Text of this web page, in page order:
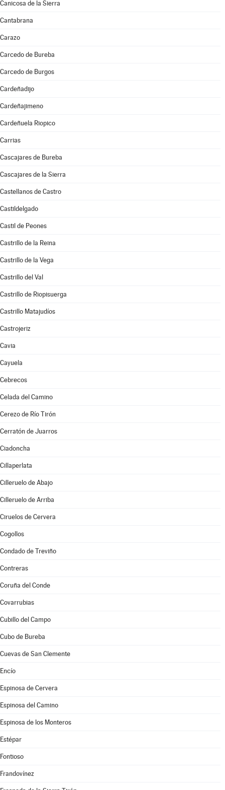
Canicosa de la Sierra
Cantabrana
Carazo
Carcedo de Bureba
Carcedo de Burgos
Cardeñadijo
Cardeñajimeno
Cardeñuela Riopico
Carrias
Cascajares de Bureba
Cascajares de la Sierra
Castellanos de Castro
Castildelgado
Castil de Peones
Castrillo de la Reina
Castrillo de la Vega
Castrillo del Val
Castrillo de Riopisuerga
Castrillo Matajudíos
Castrojeriz
Cavia
Cayuela
Cebrecos
Celada del Camino
Cerezo de Río Tirón
Cerratón de Juarros
Ciadoncha
Cillaperlata
Cilleruelo de Abajo
Cilleruelo de Arriba
Ciruelos de Cervera
Cogollos
Condado de Treviño
Contreras
Coruña del Conde
Covarrubias
Cubillo del Campo
Cubo de Bureba
Cuevas de San Clemente
Encío
Espinosa de Cervera
Espinosa del Camino
Espinosa de los Monteros
Estépar
Fontioso
Frandovínez